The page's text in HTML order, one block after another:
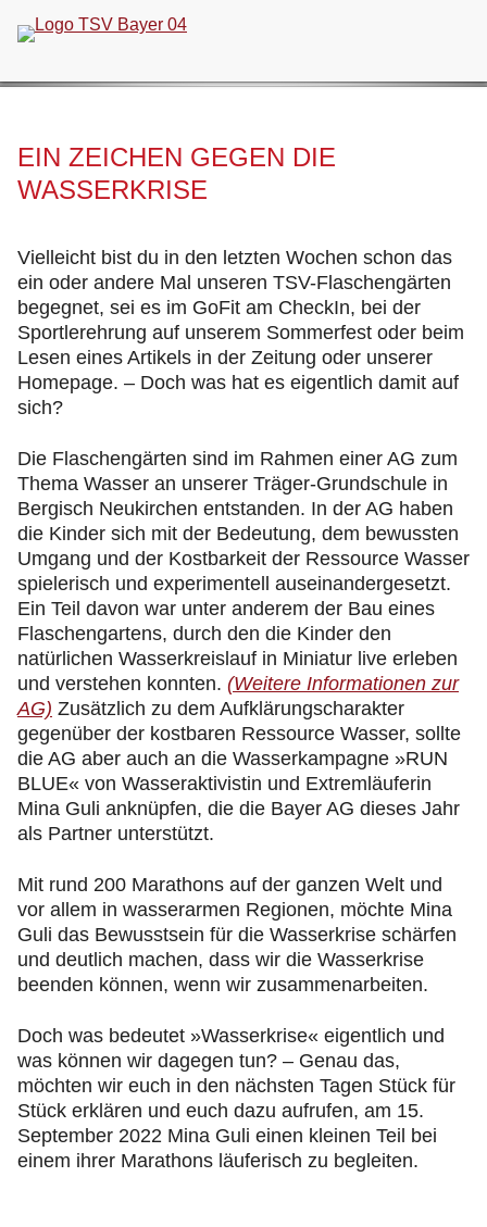
überspringen
EIN ZEICHEN GEGEN DIE
WASSERKRISE
Vielleicht bist du in den letzten Wochen schon das
ein oder andere Mal unseren TSV-Flaschengärten
begegnet, sei es im GoFit am CheckIn, bei der
Sportlerehrung auf unserem Sommerfest oder beim
Lesen eines Artikels in der Zeitung oder unserer
Homepage. – Doch was hat es eigentlich damit auf
sich?
Die Flaschengärten sind im Rahmen einer AG zum
Thema Wasser an unserer Träger-Grundschule in
Bergisch Neukirchen entstanden. In der AG haben
die Kinder sich mit der Bedeutung, dem bewussten
Umgang und der Kostbarkeit der Ressource Wasser
spielerisch und experimentell auseinandergesetzt.
Ein Teil davon war unter anderem der Bau eines
Flaschengartens, durch den die Kinder den
natürlichen Wasserkreislauf in Miniatur live erleben
und verstehen konnten. (Weitere Informationen zur
AG) Zusätzlich zu dem Aufklärungscharakter
gegenüber der kostbaren Ressource Wasser, sollte
die AG aber auch an die Wasserkampagne »RUN
BLUE« von Wasseraktivistin und Extremläuferin
Mina Guli anknüpfen, die die Bayer AG dieses Jahr
als Partner unterstützt.
Mit rund 200 Marathons auf der ganzen Welt und
vor allem in wasserarmen Regionen, möchte Mina
Guli das Bewusstsein für die Wasserkrise schärfen
und deutlich machen, dass wir die Wasserkrise
beenden können, wenn wir zusammenarbeiten.
Doch was bedeutet »Wasserkrise« eigentlich und
was können wir dagegen tun? – Genau das,
möchten wir euch in den nächsten Tagen Stück für
Stück erklären und euch dazu aufrufen, am 15.
September 2022 Mina Guli einen kleinen Teil bei
einem ihrer Marathons läuferisch zu begleiten.